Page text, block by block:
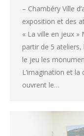
– Chambéry Ville
exposition et des
« La ville en jeux »
partir de 5 ateliers,
le jeu les
L’imagination et
ouvrent le…